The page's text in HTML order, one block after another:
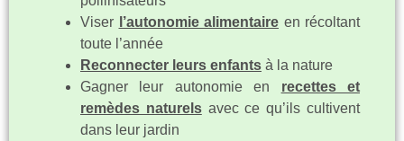
Viser
l’autonomie alimentaire en récoltant
toute l’année
Reconnecter leurs enfants à la nature
Gagner leur autonomie en recettes et
remèdes naturelsavec ce qu’ils cultivent
dans leur jardin